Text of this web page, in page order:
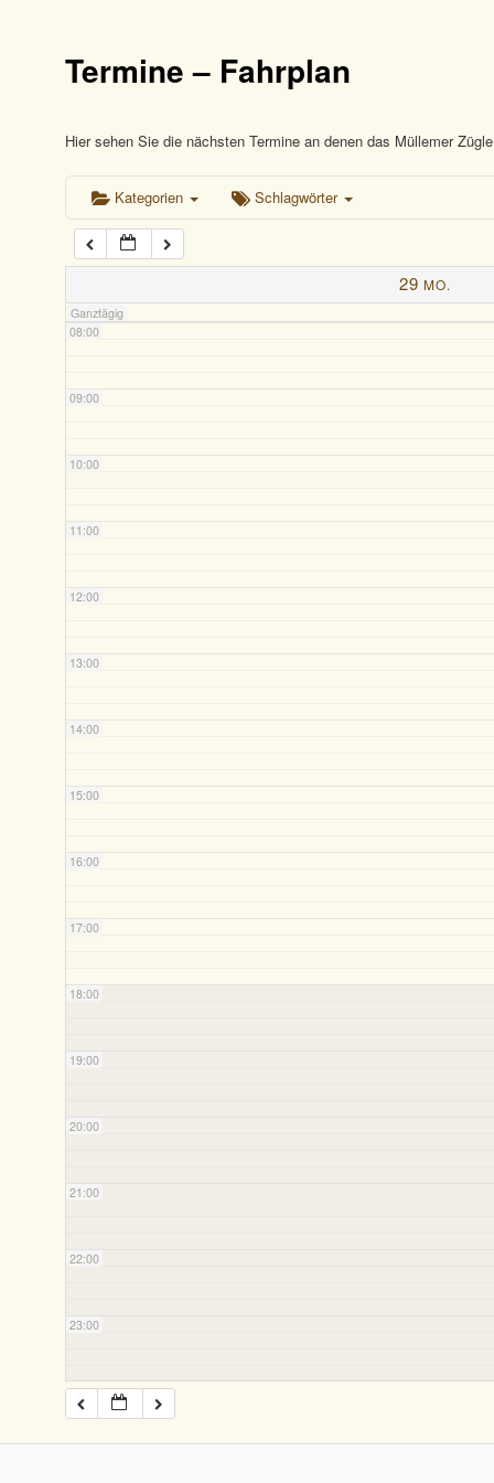
Termine – Fahrplan
Hier sehen Sie die nächsten Termine an denen das Müllemer
Kategorien Schlagwörter
29 MO.
Ganztägig
04:00
05:00
06:00
07:00
08:00
09:00
10:00
11:00
12:00
13:00
14:00
15:00
16:00
17:00
18:00
19:00
20:00
21:00
22:00
23:00